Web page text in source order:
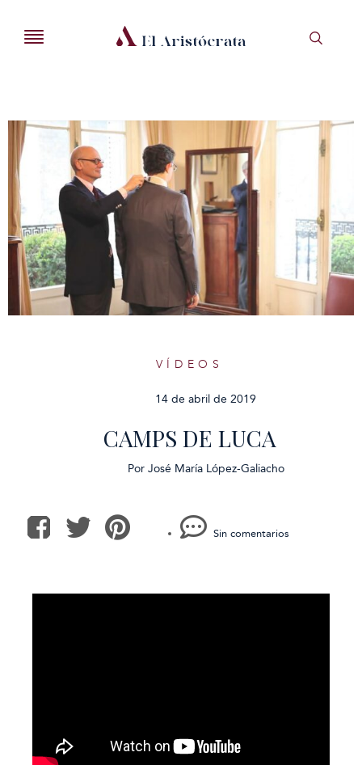
VÍDEOS
14 de abril de 2019
CAMPS DE LUCA
Por José María López-Galiacho
Sin comentarios